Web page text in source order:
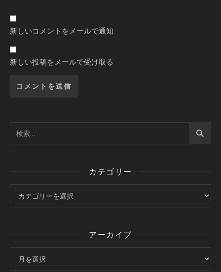
新しいコメントをメールで通知
新しい投稿をメールで受け取る
カテゴリー
アーカイブ